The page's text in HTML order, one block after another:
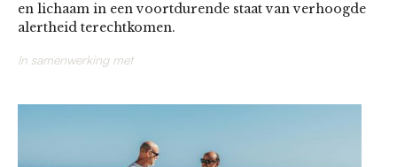
en lichaam in een voortdurende staat van verhoogde
alertheid terechtkomen.
In samenwerking met